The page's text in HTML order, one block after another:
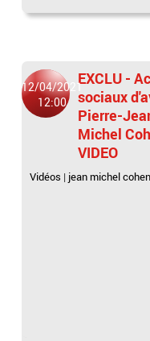
12/04/2021
12:00
EXCLU -
sociaux
Pierre-
Michel
VIDEO
Vidéos | jean michel